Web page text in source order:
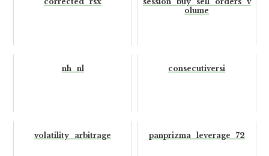
olume
nh_nl consecutiversi
volatility_arbitrage panprizma_leverage_72